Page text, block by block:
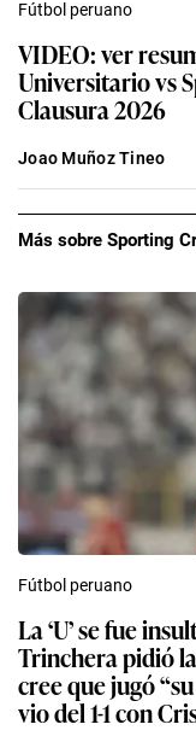
Fútbol peruano
VIDEO: ver
Universitario vs
Clausura 2026
Joao Muñoz Tineo
Más sobre Sporting
Fútbol peruano
La ‘U’ se fue
Trinchera pidió
cree que jugó
vio del 1-1 con